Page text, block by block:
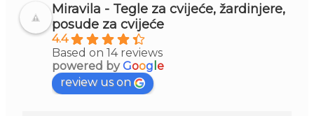
Miravila - Tegle za cvijeće, žardinjere,
posude za cvijeće
4.4
Based on 14 reviews
powered byGoog e
review us on